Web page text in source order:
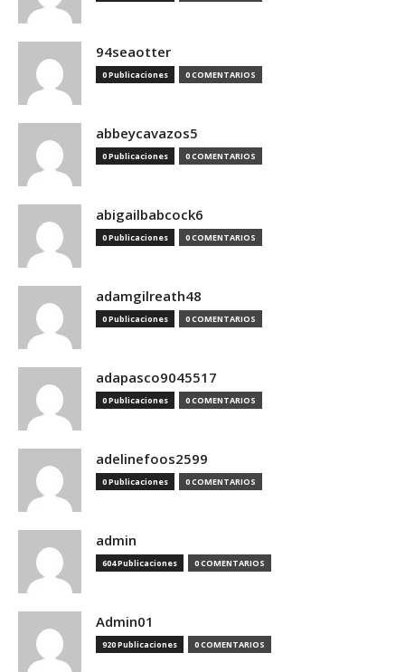
94seaotter
0 Publicaciones 0 COMENTARIOS
abbeycavazos5
0 Publicaciones 0 COMENTARIOS
abigailbabcock6
0 Publicaciones 0 COMENTARIOS
adamgilreath48
0 Publicaciones 0 COMENTARIOS
adapasco9045517
0 Publicaciones 0 COMENTARIOS
adelinefoos2599
0 Publicaciones 0 COMENTARIOS
admin
604 Publicaciones 0 COMENTARIOS
Admin01
920 Publicaciones 0 COMENTARIOS